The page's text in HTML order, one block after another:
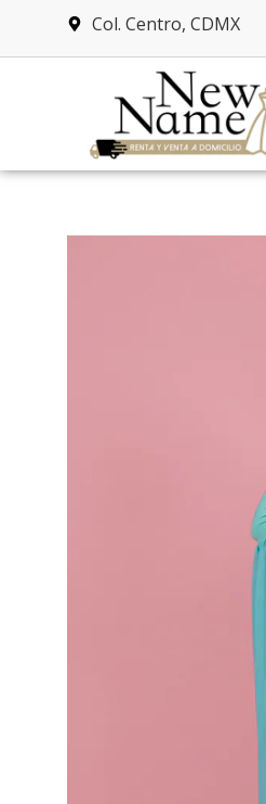
Col. Centro, CDMX